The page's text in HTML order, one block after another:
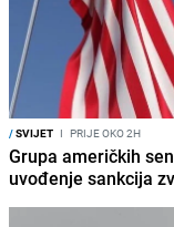
/SVIJET I PRIJE OKO 2H
Grupa američkih
uvođenje sankcija